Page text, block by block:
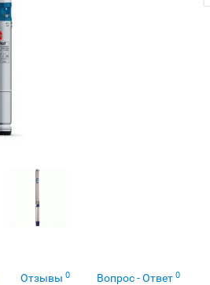
Отзывы 0 Вопрос - Ответ 0